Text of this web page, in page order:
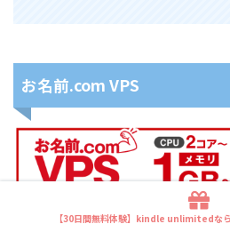
お名前.com VPS
【30日間無料体験】kindle unlimitedな